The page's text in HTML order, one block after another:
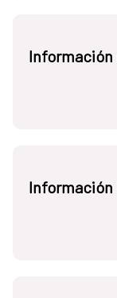
Información